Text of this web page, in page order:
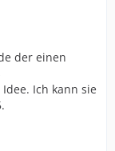
der einen
Ich kann sie